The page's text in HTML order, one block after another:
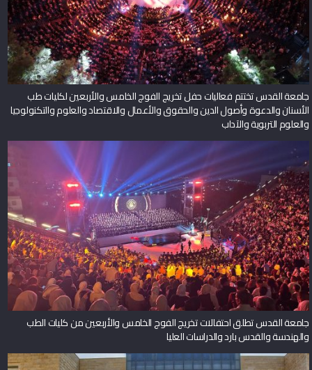
جامعة القدس تختتم فعاليات حفل تخريج الفوج الخامس والأربعين لكليات طب
الأسنان والدعوة وأصول الدين والحقوق والأعمال والاقتصاد والعلوم والتكنولوجيا
والعلوم التربوية والآداب
جامعة القدس تطلق احتفالات تخريج الفوج الخامس والأربعين من كليات الطب
والهندسة والقدس بارد والدراسات العليا